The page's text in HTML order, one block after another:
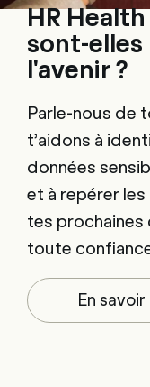
HR
sont-
l'avenir ?
Parle-nous de
t’aidons à
données
et à repérer
tes
toute
En savoir